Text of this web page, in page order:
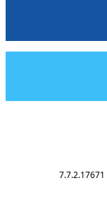
7.7.2.17671